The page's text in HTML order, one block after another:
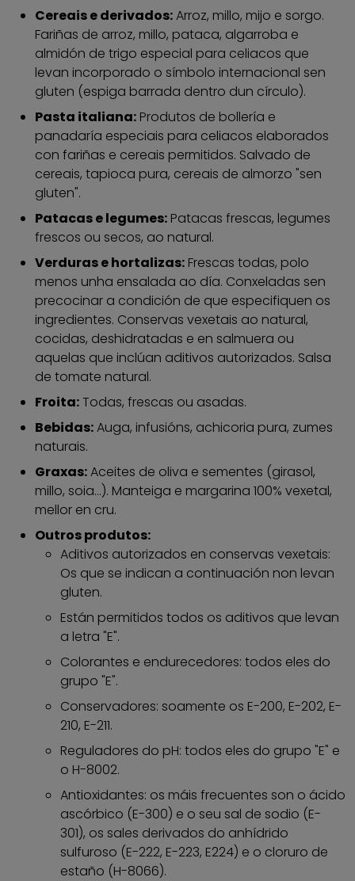
Cereais e derivados:Arroz, millo, mijo e sorgo.
Fariñas de arroz, millo, pataca, algarroba e
almidón de trigo especial para celiacos que
levan incorporado o símbolo internacional sen
gluten (espiga barrada dentro dun círculo).
Pasta italiana: Produtos de bollería e
panadaría especiais para celiacos elaborados
con fariñas e cereais permitidos. Salvado de
cereais, tapioca pura, cereais de almorzo "sen
gluten".
Patacas e legumes: Patacas frescas, legumes
frescos ou secos, ao natural.
Verduras e hortalizas: Frescas todas, polo
menos unha ensalada ao día. Conxeladas sen
precocinar a condición de que especifiquen os
ingredientes. Conservas vexetais ao natural,
cocidas, deshidratadas e en salmuera ou
aquelas que inclúan aditivos autorizados. Salsa
de tomate natural.
Froita:Todas, frescas ou asadas.
Bebidas:Auga, infusións, achicoria pura, zumes
naturais.
Graxas:Aceites de oliva e sementes (girasol,
millo, soia...). Manteiga e margarina 100% vexetal,
mellor en cru.
Outros produtos:
Aditivos autorizados en conservas vexetais:
Os que se indican a continuación non levan
gluten.
Están permitidos todos os aditivos que levan
a letra "E".
Colorantes e endurecedores: todos eles do
grupo "E".
Conservadores: soamente os E-200, E-202, E-
210, E-211.
Reguladores do pH: todos eles do grupo "E" e
o H-8002.
Antioxidantes: os máis frecuentes son o ácido
ascórbico (E-300) e o seu sal de sodio (E-
301), os sales derivados do anhídrido
sulfuroso (E-222, E-223, E224) e o cloruro de
estaño (H-8066).